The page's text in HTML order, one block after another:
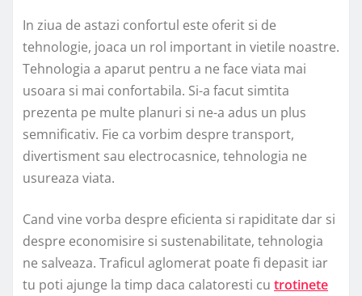
In ziua de astazi confortul este oferit si de
tehnologie, joaca un rol important in vietile noastre.
Tehnologia a aparut pentru a ne face viata mai
usoara si mai confortabila. Si-a facut simtita
prezenta pe multe planuri si ne-a adus un plus
semnificativ. Fie ca vorbim despre transport,
divertisment sau electrocasnice, tehnologia ne
usureaza viata.
Cand vine vorba despre eficienta si rapiditate dar si
despre economisire si sustenabilitate, tehnologia
ne salveaza. Traficul aglomerat poate fi depasit iar
tu poti ajunge la timp daca calatoresti cu trotinete